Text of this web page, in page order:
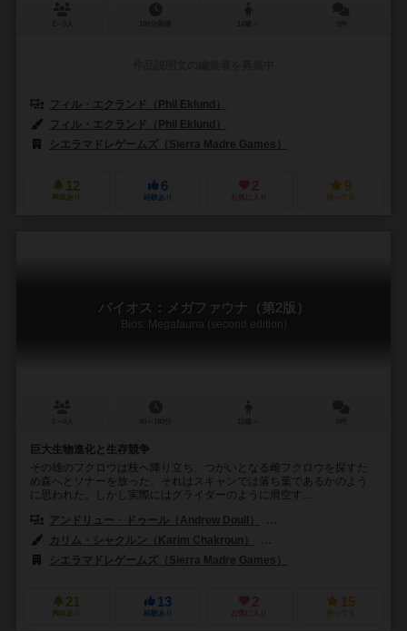
フィル・エクランド（Phil Eklund）
フィル・エクランド（Phil Eklund）
シエラマドレゲームズ（Sierra Madre Games）
12
興味あり
6
経験あり
2
お気に入り
9
持ってる
バイオス：メガファウナ（第2版）
Bios: Megafauna (second edition)
巨大生物進化と生存競争
その雄のフクロウは枝へ降り立ち、つがいとなる雌フクロウを探すた
め森へとソナーを放った。それはスキャンでは落ち葉であるかのよう
に思われた。しかし実際にはグライダーのように滑空す...
アンドリュー・ドゥール（Andrew Doull）
カリム・シャクルン（Karim Chakroun）
シエラマドレゲームズ（Sierra Madre Games）
21
興味あり
13
経験あり
2
お気に入り
15
持ってる